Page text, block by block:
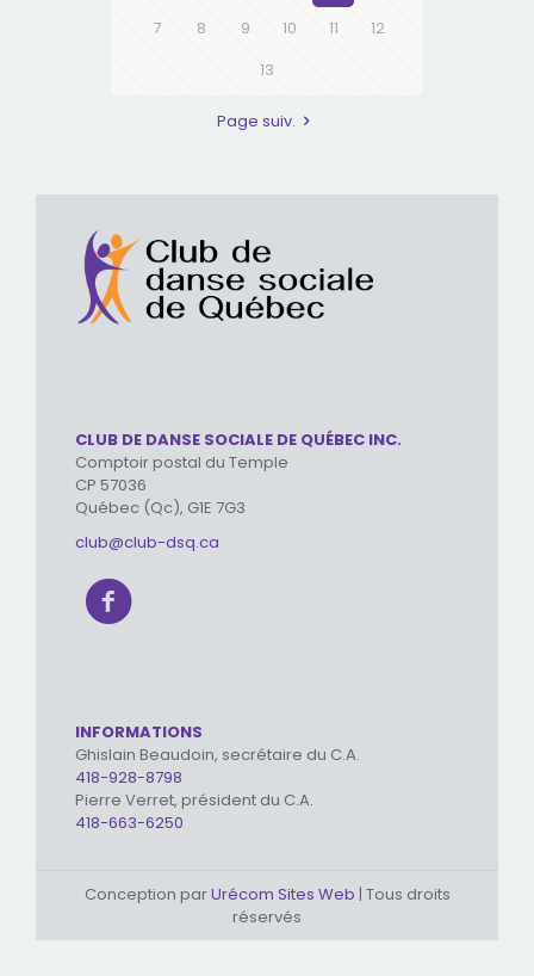
7
8 9 10 11
12
13
Page suiv.
CLUB DE DANSE SOCIALE DE QUÉBEC INC.
Comptoir postal du Temple
CP 57036
Québec (Qc), G1E 7G3
club@club-dsq.ca
INFORMATIONS
Ghislain Beaudoin, secrétaire du C.A.
418-928-8798
Pierre Verret, président du C.A.
418-663-6250
Conception parUrécom Sites Web | Tous droits
réservés